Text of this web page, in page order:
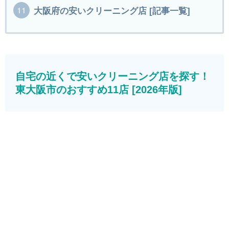
大阪府の安いクリーニング店 [記事一覧]
自宅の近くで安いクリーニング店を探す！
東大阪市のおすすめ11店 [2026年版]